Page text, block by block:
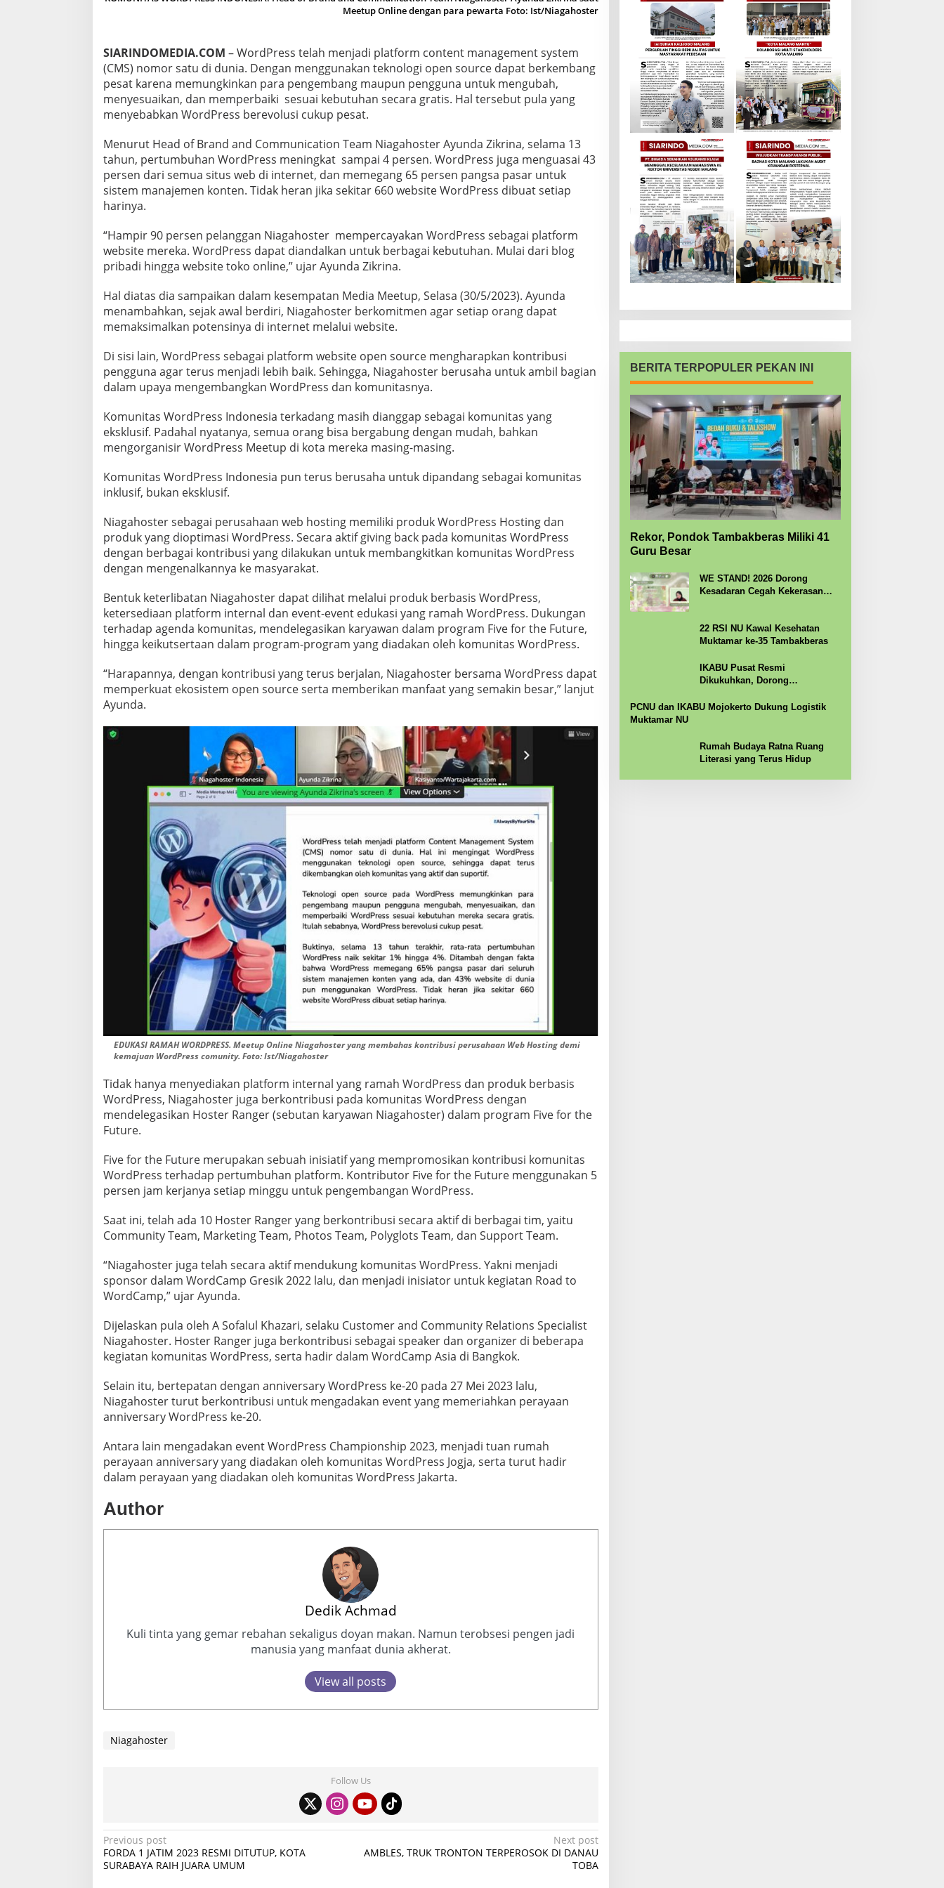
W
O
R
D
P
R
S
S
I
D
E
S
I
A
Meetup Online dengan para pewarta Foto: Ist/Niagahoster
SIARINDOMEDIA.COM – WordPress telah menjadi platform content management system
(CMS) nomor satu di dunia. Dengan menggunakan teknologi open source dapat berkembang
pesat karena memungkinkan para pengembang maupun pengguna untuk mengubah,
menyesuaikan, dan memperbaiki sesuai kebutuhan secara gratis. Hal tersebut pula yang
menyebabkan WordPress berevolusi cukup pesat.
Menurut Head of Brand and Communication Team Niagahoster Ayunda Zikrina, selama 13
tahun, pertumbuhan WordPress meningkat sampai 4 persen. WordPress juga menguasai 43
persen dari semua situs web di internet, dan memegang 65 persen pangsa pasar untuk
sistem manajemen konten. Tidak heran jika sekitar 660 website WordPress dibuat setiap
harinya.
“Hampir 90 persen pelanggan Niagahoster mempercayakan WordPress sebagai platform
website mereka. WordPress dapat diandalkan untuk berbagai kebutuhan. Mulai dari blog
pribadi hingga website toko online,” ujar Ayunda Zikrina.
Hal diatas dia sampaikan dalam kesempatan Media Meetup, Selasa (30/5/2023). Ayunda
menambahkan, sejak awal berdiri, Niagahoster berkomitmen agar setiap orang dapat
memaksimalkan potensinya di internet melalui website.
Di sisi lain, WordPress sebagai platform website open source mengharapkan kontribusi
pengguna agar terus menjadi lebih baik. Sehingga, Niagahoster berusaha untuk ambil bagian
dalam upaya mengembangkan WordPress dan komunitasnya.
Komunitas WordPress Indonesia terkadang masih dianggap sebagai komunitas yang
eksklusif. Padahal nyatanya, semua orang bisa bergabung dengan mudah, bahkan
mengorganisir WordPress Meetup di kota mereka masing-masing.
Komunitas WordPress Indonesia pun terus berusaha untuk dipandang sebagai komunitas
inklusif, bukan eksklusif.
Niagahoster sebagai perusahaan web hosting memiliki produk WordPress Hosting dan
produk yang dioptimasi WordPress. Secara aktif giving back pada komunitas WordPress
dengan berbagai kontribusi yang dilakukan untuk membangkitkan komunitas WordPress
dengan mengenalkannya ke masyarakat.
Bentuk keterlibatan Niagahoster dapat dilihat melalui produk berbasis WordPress,
ketersediaan platform internal dan event-event edukasi yang ramah WordPress. Dukungan
terhadap agenda komunitas, mendelegasikan karyawan dalam program Five for the Future,
hingga keikutsertaan dalam program-program yang diadakan oleh komunitas WordPress.
“Harapannya, dengan kontribusi yang terus berjalan, Niagahoster bersama WordPress dapat
memperkuat ekosistem open source serta memberikan manfaat yang semakin besar,” lanjut
Ayunda.
EDUKASI RAMAH WORDPRESS. Meetup Online Niagahoster yang membahas kontribusi perusahaan Web Hosting demi
kemajuan WordPress comunity. Foto: Ist/Niagahoster
Tidak hanya menyediakan platform internal yang ramah WordPress dan produk berbasis
WordPress, Niagahoster juga berkontribusi pada komunitas WordPress dengan
mendelegasikan Hoster Ranger (sebutan karyawan Niagahoster) dalam program Five for the
Future.
Five for the Future merupakan sebuah inisiatif yang mempromosikan kontribusi komunitas
WordPress terhadap pertumbuhan platform. Kontributor Five for the Future menggunakan 5
persen jam kerjanya setiap minggu untuk pengembangan WordPress.
Saat ini, telah ada 10 Hoster Ranger yang berkontribusi secara aktif di berbagai tim, yaitu
Community Team, Marketing Team, Photos Team, Polyglots Team, dan Support Team.
“Niagahoster juga telah secara aktif mendukung komunitas WordPress. Yakni menjadi
sponsor dalam WordCamp Gresik 2022 lalu, dan menjadi inisiator untuk kegiatan Road to
WordCamp,” ujar Ayunda.
Dijelaskan pula oleh A Sofalul Khazari, selaku Customer and Community Relations Specialist
Niagahoster. Hoster Ranger juga berkontribusi sebagai speaker dan organizer di beberapa
kegiatan komunitas WordPress, serta hadir dalam WordCamp Asia di Bangkok.
Selain itu, bertepatan dengan anniversary WordPress ke-20 pada 27 Mei 2023 lalu,
Niagahoster turut berkontribusi untuk mengadakan event yang memeriahkan perayaan
anniversary WordPress ke-20.
Antara lain mengadakan event WordPress Championship 2023, menjadi tuan rumah
perayaan anniversary yang diadakan oleh komunitas WordPress Jogja, serta turut hadir
dalam perayaan yang diadakan oleh komunitas WordPress Jakarta.
Author
Dedik Achmad
Kuli tinta yang gemar rebahan sekaligus doyan makan. Namun terobsesi pengen jadi
manusia yang manfaat dunia akherat.
View all posts
Niagahoster
Follow Us
P
o
Previous post
FORDA 1 JATIM 2023 RESMI DITUTUP, KOTA
SURABAYA RAIH JUARA UMUM
Next post
AMBLES, TRUK TRONTON TERPEROSOK DI DANAU
TOBA
BERITA TERPOPULER PEKAN INI
Rekor, Pondok Tambakberas Miliki 41
Guru Besar
WE STAND! 2026 Dorong
Kesadaran Cegah Kekerasan
22 RSI NU Kawal Kesehatan
Muktamar ke-35 Tambakberas
IKABU Pusat Resmi
Dikukuhkan, Dorong
PCNU dan IKABU Mojokerto Dukung Logistik
Muktamar NU
Rumah Budaya Ratna Ruang
Literasi yang Terus Hidup